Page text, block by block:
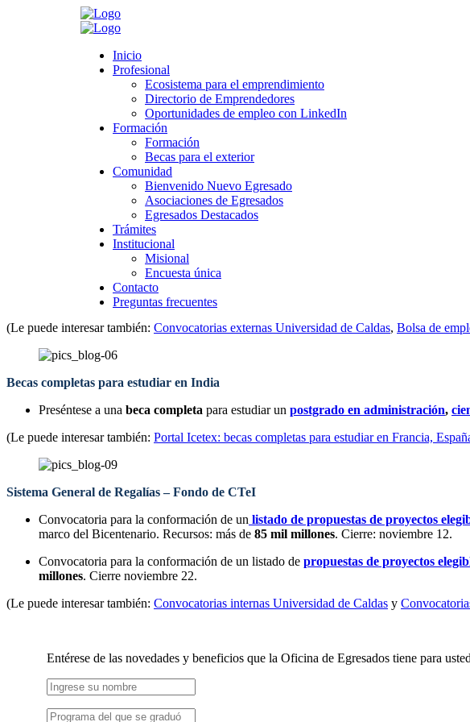
Inicio
Profesional
Ecosistema para el emprendimiento
Directorio de Emprendedores
Oportunidades de empleo con LinkedIn
Formación
Formación
Becas para el exterior
Comunidad
Bienvenido Nuevo Egresado
Asociaciones de Egresados
Egresados Destacados
Trámites
Institucional
Misional
Encuesta única
Contacto
Preguntas frecuentes
Ecosistema para el emprendimiento
Directorio de Emprendedores
Oportunidades de empleo con LinkedIn
Becas para el exterior
Bienvenido Nuevo Egresado
Asociaciones de Egresados
Egresados Destacados
Institucional
Encuesta única
Preguntas frecuentes
Sin categoría>Convocatorias para la formación y presentación de proyectos
Convocatorias para la formación y presentación de
octubre 30, 2019
Sin categoría
1.000 créditos
pasantía en el exterior. Su valor total es hasta de
(Le puede interesar también: Convocatorias externas Universidad de Caldas, Bolsa de
Becas completas para estudiar en India
Preséntese a una beca completa para estudiar un postgrado en administración,
(Le puede interesar también: Portal Icetex: becas completas para estudiar en Francia,
Sistema General de Regalías – Fondo de CTeI
Convocatoria para la conformación de un listado de propuestas de proyectos
marco del Bicentenario. Recursos: más de 85 mil millones. Cierre: noviembre 12.
Convocatoria para la conformación de un listado de propuestas de proyectos
millones. Cierre noviembre 22.
(Le puede interesar también: Convocatorias internas Universidad de Caldas y
Entérese de las novedades y beneficios que la Oficina de Egresados tiene para usted